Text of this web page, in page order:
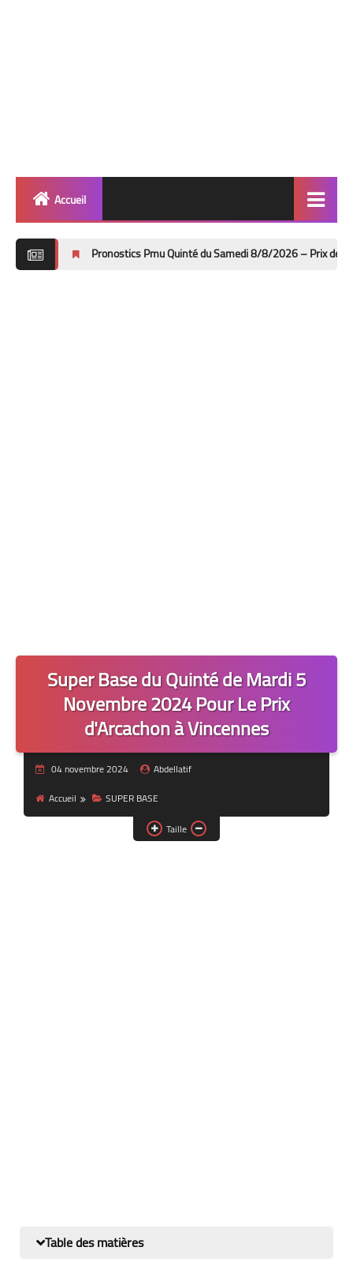
Accueil
Pronostics Pmu Quinté du Samedi 8/8/2026 – Prix de Bayeux à
Super Base du Quinté de Mardi 5
Novembre 2024 Pour Le Prix
d'Arcachon à Vincennes
04 novembre 2024
Abdellatif
Accueil
SUPER BASE
Taille
Table des matières